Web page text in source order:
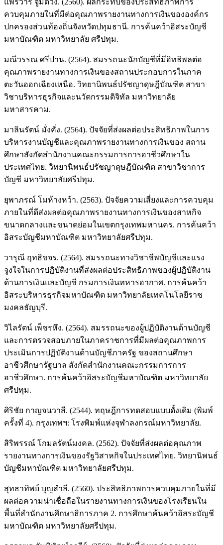
แพรวารี จูมด้วง. (2560). ผลกระทบของประสิทธิภาพการ
ควบคุมภายในที่มีต่อคุณภาพรายงานทางการเงินขององค์กร
ปกครองส่วนท้องถิ่นจังหวัดปทุมธานี. การค้นคว้าอิสระบัญชี
มหาบัณฑิต มหาวิทยาลัย ศรีปทุม.
มณีวรรณ ศรีปาน. (2564). สมรรถนะนักบัญชีที่มีอิทธิพลต่อ
คุณภาพรายงานทางการเงินของสถานประกอบการในภาค
ตะวันออกเฉียงเหนือ. วิทยานิพนธ์ปรัชญาดุษฎีบัณฑิต สาขา
วิชาบริหารธุรกิจและนวัตกรรมดิจิทัล มหาวิทยาลัย
มหาสารคาม.
มาลินรัตน์ มั่งคั่ง. (2564). ปัจจัยที่ส่งผลต่อประสิทธิภาพในการ
บริหารงานบัญชีและคุณภาพรายงานทางการเงินของ สถาน
ศึกษาสังกัดสำนักงานคณะกรรมการการอาชีวศึกษาใน
ประเทศไทย. วิทยานิพนธ์ปรัชญาดุษฎีบัณฑิต สาขาวิชาการ
บัญชี มหาวิทยาลัยศรีปทุม.
ยุพาภรณ์ โมห้างหว้า. (2563). ปัจจัยความเสี่ยงและการควบคุม
ภายในที่ดีส่งผลต่อคุณภาพรายงานทางการเงินของสาหกิจ
ขนาดกลางและขนาดย่อมในเขตกรุงเทพมหานคร. การค้นคว้า
อิสระบัญชีมหาบัณฑิต มหาวิทยาลัยศรีปทุม.
วารุณี ฤทธิขจร. (2564). สมรรถนะทางวิชาชีพบัญชีและแรง
จูงใจในการปฏิบัติงานที่ส่งผลต่อประสิทธิภาพของผู้ปฏิบัติงาน
ด้านการเงินและบัญชี กรมการเงินทหารอากาศ. การค้นคว้า
อิสระบริหารธุรกิจมหาบัณฑิต มหาวิทยาลัยเทคโนโลยีราช
มงคลธัญบุรี.
วิไลรัตน์ เพ็ชรหึง. (2564). สมรรถนะของผู้ปฏิบัติงานด้านบัญชี
และการตรวจสอบภายในภาคราชการที่มีผลต่อคุณภาพการ
ประเมินการปฏิบัติงานด้านบัญชีภาครัฐ ของสถานศึกษา
อาชีวศึกษารัฐบาล สังกัดสำนักงานคณะกรรมการการ
อาชีวศึกษา. การค้นคว้าอิสระบัญชีมหาบัณฑิต มหาวิทยาลัย
ศรีปทุม.
ศิริชัย กาญจนวาสี. (2544). ทฤษฎีการทดสอบแบบดั้งเดิม (พิมพ์
ครั้งที่ 4). กรุงเทพฯ: โรงพิมพ์แห่งจุฬาลงกรณ์มหาวิทยาลัย.
สิริพรรณ์ โกมลรัตน์มงคล. (2562). ปัจจัยที่ส่งผลต่อคุณภาพ
รายงานทางการเงินของรัฐวิสาหกิจในประเทศไทย. วิทยานิพนธ์
บัญชีมหาบัณฑิต มหาวิทยาลัยศรีปทุม.
สุทธาทิพย์ บุญสำลี. (2560). ประสิทธิภาพการควบคุมภายในที่มี
ผลต่อความน่าเชื่อถือในรายงานทางการเงินของโรงเรียนใน
พื้นที่สำนักงานศึกษาธิการภาค 2. การศึกษาค้นคว้าอิสระบัญชี
มหาบัณฑิต มหาวิทยาลัยศรีปทุม.